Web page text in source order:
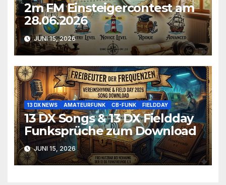
2m FM Einsteigercontest am
28.06.2026
JUNI 15, 2026
13 DX NEWS AMATEURFUNK CB-FUNK FIELDDAY
13 DX Songs & 13 DX Fieldday
Funksprüche zum Download
JUNI 15, 2026